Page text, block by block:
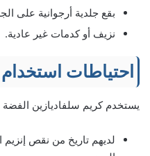
بقع جلدية أرجوانية على
نزيف أو كدمات غير عادية.
احتياطات
يستخدم كريم سلفاديازين